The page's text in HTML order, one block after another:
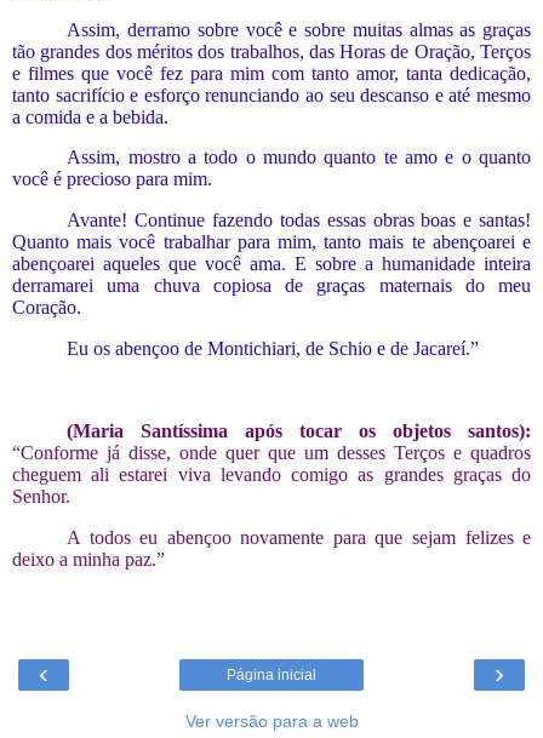
Assim, derramo sobre você e sobre muitas almas as graças
tão grandes dos méritos dos trabalhos, das Horas de Oração, Terços
e filmes que você fez para mim com tanto amor, tanta dedicação,
tanto sacrifício e esforço renunciando ao seu descanso e até mesmo
a comida e a bebida.
Assim, mostro a todo o mundo quanto te amo e o quanto
você é precioso para mim.
Avante! Continue fazendo todas essas obras boas e santas!
Quanto mais você trabalhar para mim, tanto mais te abençoarei e
abençoarei aqueles que você ama. E sobre a humanidade inteira
derramarei uma chuva copiosa de graças maternais do meu
Coração.
Eu os abençoo de Montichiari, de Schio e de Jacareí.”
(Maria Santíssima após tocar os objetos santos):
“Conforme já disse, onde quer que um desses Terços e quadros
cheguem ali estarei viva levando comigo as grandes graças do
Senhor.
A todoseu abençoo novamente para que sejam felizese
deixo a minha paz.”
‹ ›
Página inicial
Ver versão para a web